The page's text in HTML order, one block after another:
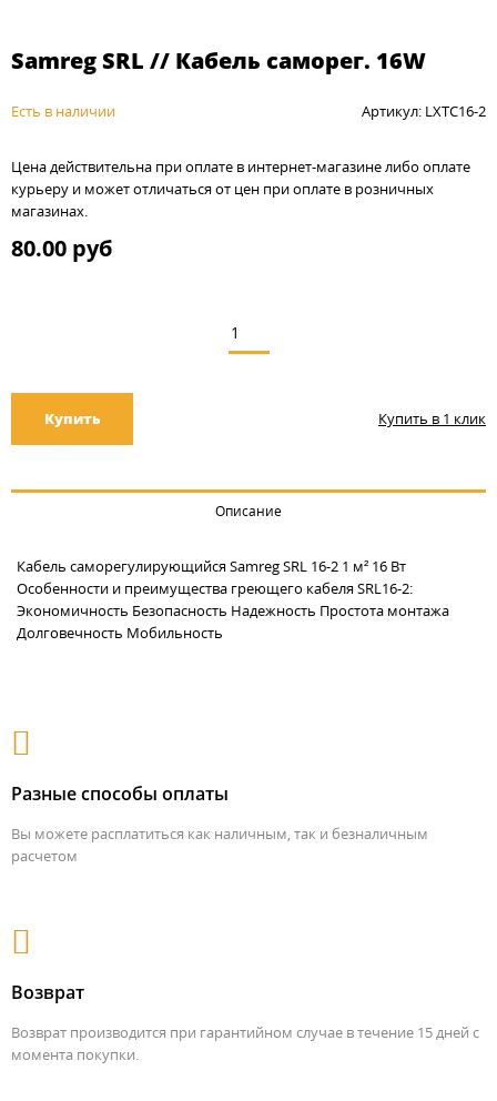
Samreg SRL // Кабель саморег. 16W
Есть в наличии Артикул: LXTC16-2
Цена действительна при оплате в интернет-магазине либо оплате
курьеру и может отличаться от цен при оплате в розничных
магазинах.
80.00 руб
Купить Купить в 1 клик
Описание
Кабель саморегулирующийся Samreg SRL 16-2 1 м² 16 Вт
Особенности и преимущества греющего кабеля SRL16-2:
Экономичность Безопасность Надежность Простота монтажа
Долговечность Мобильность
Разные способы оплаты
Вы можете расплатиться как наличным, так и безналичным
расчетом
Возврат
Возврат производится при гарантийном случае в течение 15 дней с
момента покупки.